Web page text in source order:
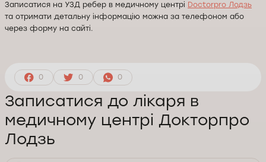
Записатися на УЗД ребер в медичному центрі Doctorpro Лодзь
та отримати детальну інформацію можна за телефоном або
через форму на сайті.
0 0 0
Записатися до лікаря в
медичному центрі Докторпро
Лодзь